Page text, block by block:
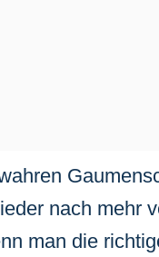
nach mehr
man die